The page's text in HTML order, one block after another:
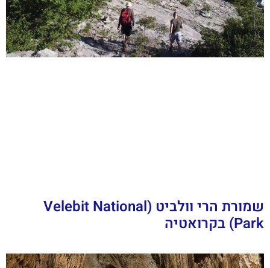
שמורת הרי וולביט (Velebit National
Park) בקרואטיה